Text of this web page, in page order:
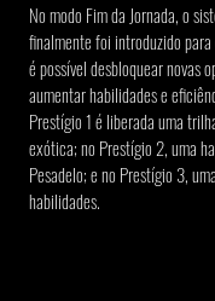
No modo Fim da Jornada, o
finalmente foi introduzido
é possível desbloquear novas
aumentar habilidades e
Prestígio 1 é liberada uma
exótica; no Prestígio 2, uma
Pesadelo; e no Prestígio 3,
habilidades.